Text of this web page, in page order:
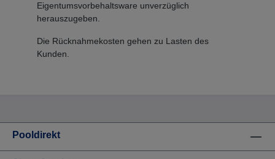
Eigentumsvorbehaltsware unverzüglich
herauszugeben.
Die Rücknahmekosten gehen zu Lasten des
Kunden.
Pooldirekt